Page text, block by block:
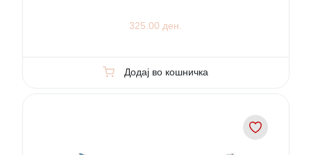
325.00 ден.
Додај во кошничка